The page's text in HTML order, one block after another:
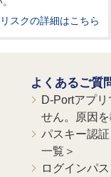
スクの詳細はこちら
よくあるご質
D-Portアプ
せん。原因
パスキー認
一覧＞
ログインパ